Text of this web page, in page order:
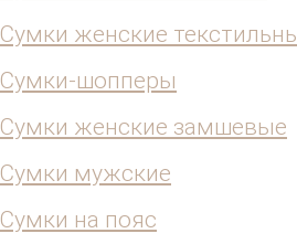
Сумки женские
Сумки-шопперы
Сумки женские замшевые
Сумки мужские
Сумки на пояс